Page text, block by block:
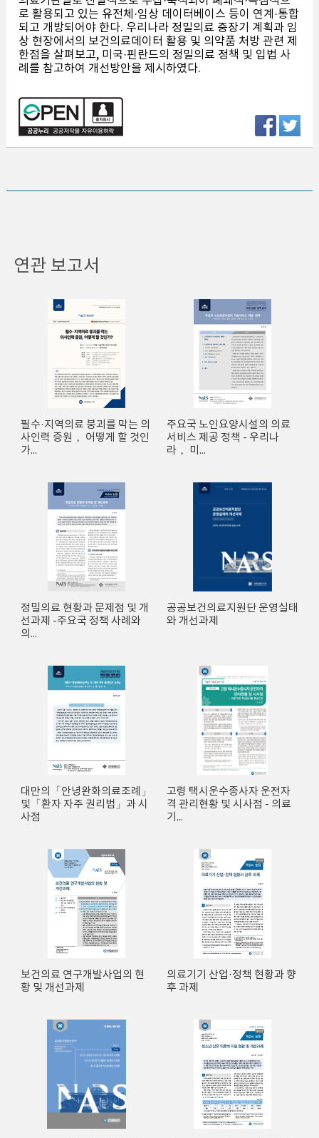
로 활용되고 있는 유전체·임상 데이터베이스 등이 연계·통합
되고 개방되어야 한다. 우리나라 정밀의료 중장기 계획과 임
상 현장에서의 보건의료데이터 활용 및 의약품 처방 관련 제
한점을 살펴보고, 미국·핀란드의 정밀의료 정책 및 입법 사
례를 참고하여 개선방안을 제시하였다.
연관 보고서
필수·지역의료 붕괴를 막는 의
사인력 증원， 어떻게 할 것인
가...
주요국 노인요양시설의 의료
서비스 제공 정책 - 우리나
라， 미...
정밀의료 현황과 문제점 및 개
선과제 -주요국 정책 사례와
의...
공공보건의료지원단 운영실태
와 개선과제
대만의「안녕완화의료조례」
및「환자 자주 권리법」과 시
사점
고령 택시운수종사자 운전자
격 관리현황 및 시사점 - 의료
기...
보건의료 연구개발사업의 현
황 및 개선과제
의료기기 산업·정책 현황과 향
후 과제